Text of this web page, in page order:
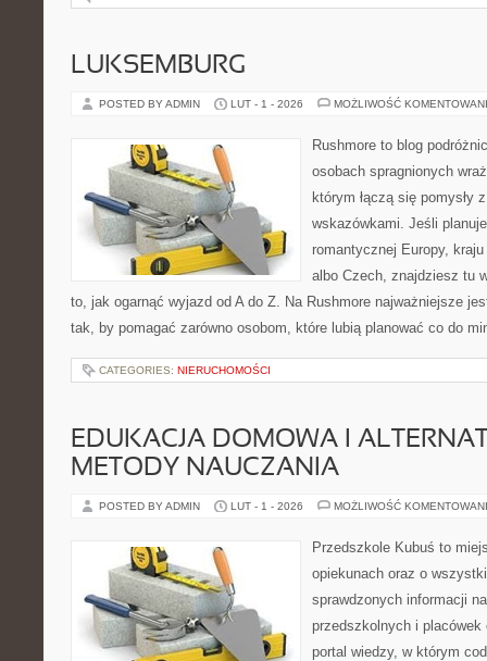
LUKSEMBURG
POSTED BY ADMIN LUT - 1 - 2026 MOŻLIWOŚĆ
Rushmore to blog
osobach spragnionych
którym łączą się pomysły
wskazówkami. Jeśli
romantycznej Europy,
albo Czech, znajdziesz tu
to, jak ogarnąć wyjazd od A do Z. Na Rushmore najważniejsze
tak, by pomagać zarówno osobom, które lubią planować co do
CATEGORIES: NIERUCHOMOŚCI
EDUKACJA DOMOWA I
METODY NAUCZANIA
POSTED BY ADMIN LUT - 1 - 2026 MOŻLIWOŚĆ
Przedszkole Kubuś to
opiekunach oraz o
sprawdzonych informacji
przedszkolnych i placówek
portal wiedzy, w którym